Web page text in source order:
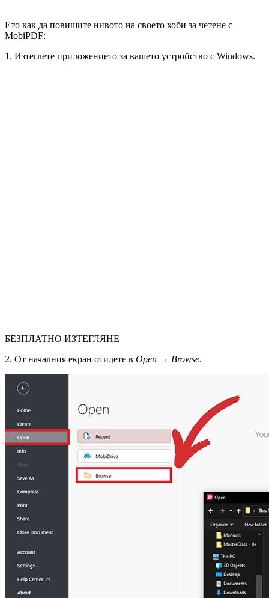
Ето как да повишите нивото на своето хоби за четене с
MobiPDF:
1. Изтеглете приложението за вашето устройство с Windows.
БЕЗПЛАТНО ИЗТЕГЛЯНЕ
2. От началния екран отидете в Open → Browse.